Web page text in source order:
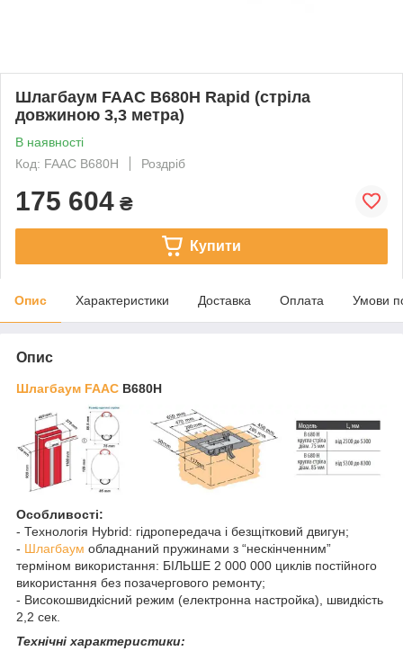
Шлагбаум FAAC B680H Rapid (стріла
довжиною 3,3 метра)
В наявності
Код: FAAC B680H
Роздріб
175 604 ₴
Купити
Опис Характеристики Доставка Оплата Умови
Опис
Шлагбаум FAAC B680H
Особливості:
- Технологія Hybrid: гідропередача і безщітковий двигун;
- Шлагбаум обладнаний пружинами з “нескінченним”
терміном використання: БІЛЬШЕ 2 000 000 циклів постійного
використання без позачергового ремонту;
- Високошвидкісний режим (електронна настройка), швидкість
2,2 сек.
Технічні характеристики: